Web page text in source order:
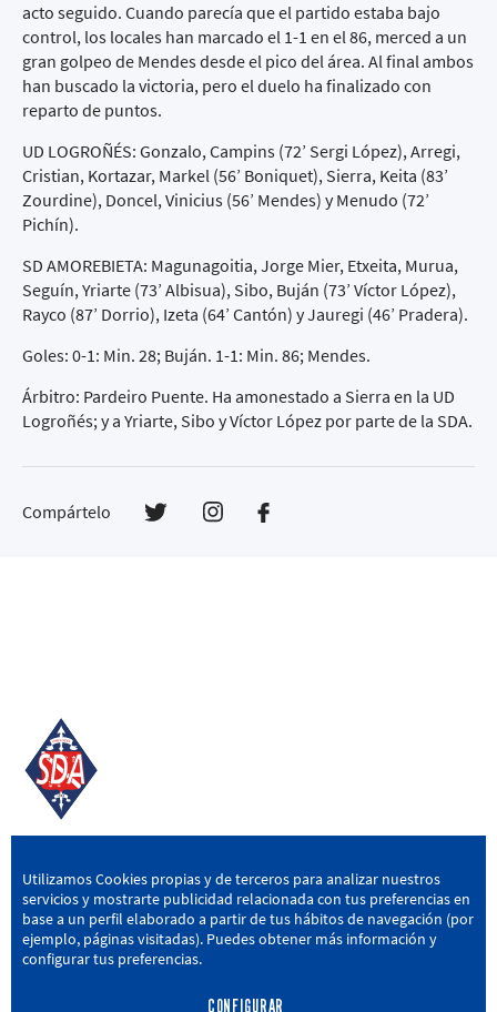
acto seguido. Cuando parecía que el partido estaba bajo
control, los locales han marcado el 1-1 en el 86, merced a un
gran golpeo de Mendes desde el pico del área. Al final ambos
han buscado la victoria, pero el duelo ha finalizado con
reparto de puntos.
UD LOGROÑÉS: Gonzalo, Campins (72’ Sergi López), Arregi,
Cristian, Kortazar, Markel (56’ Boniquet), Sierra, Keita (83’
Zourdine), Doncel, Vinicius (56’ Mendes) y Menudo (72’
Pichín).
SD AMOREBIETA: Magunagoitia, Jorge Mier, Etxeita, Murua,
Seguín, Yriarte (73’ Albisua), Sibo, Buján (73’ Víctor López),
Rayco (87’ Dorrio), Izeta (64’ Cantón) y Jauregi (46’ Pradera).
Goles: 0-1: Min. 28; Buján. 1-1: Min. 86; Mendes.
Árbitro: Pardeiro Puente. Ha amonestado a Sierra en la UD
Logroñés; y a Yriarte, Sibo y Víctor López por parte de la SDA.
Compártelo
SD AMOREBIETA
San Miguel Kalea, 16, 48340 Amorebieta, Bizkaia
946 604 751 | sda@sdamorebieta.eus
Utilizamos Cookies propias y de terceros para analizar nuestros
servicios y mostrarte publicidad relacionada con tus preferencias en
base a un perfil elaborado a partir de tus hábitos de navegación (por
ejemplo, páginas visitadas). Puedes obtener más información y
configurar tus preferencias.
CONFIGURAR